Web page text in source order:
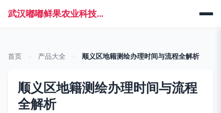
武汉嘟嘟鲜果农业科技有限公司
首页 产品大全 顺义区地籍测绘办理时间与流程全解析
顺义区地籍测绘办理时间与流程
全解析